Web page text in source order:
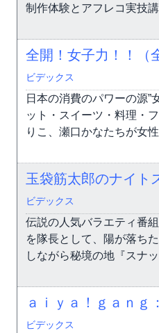
制作体験とアフレコ実技
全開！女子力！！（
ビデックス
日本の消費のパワーの源”
ット・スイーツ・料理・
りこ、瀬口かなたちが女
玉袋筋太郎のナイト
ビデックス
伝説の人気バラエティ番
を隊長として、陽が落ち
しながら秘境の地『スナ
ａｉｙａ！ｇａｎｇ
ビデックス